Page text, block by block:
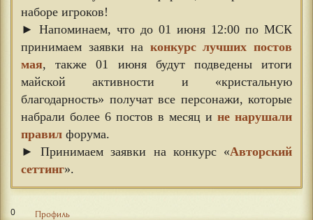
наборе игроков!
► Напоминаем, что до 01 июня 12:00 по МСК
принимаем заявки на конкурс лучших постов
мая, также 01 июня будут подведены итоги
майской активности и «кристальную
благодарность» получат все персонажи, которые
набрали более 6 постов в месяц и не нарушали
правил форума.
► Принимаем заявки на конкурс «Авторский
сеттинг».
0 Профиль